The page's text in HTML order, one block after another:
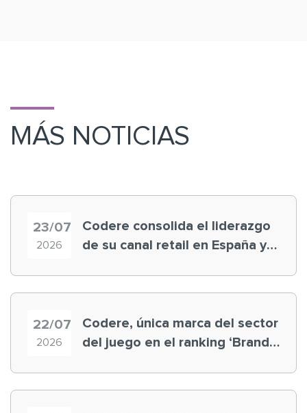
MÁS NOTICIAS
23/07
2026
Codere consolida el liderazgo
de su canal retail en España y
22/07
2026
Codere, única marca del sector
del juego en el ranking ‘Brand